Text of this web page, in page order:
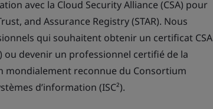
avec la Cloud Security Alliance (CSA) pour
and Assurance Registry (STAR). Nous
qui souhaitent obtenir un certificat CSA
ou devenir un professionnel certifié de la
mondialement reconnue du Consortium
d’information (ISC²).